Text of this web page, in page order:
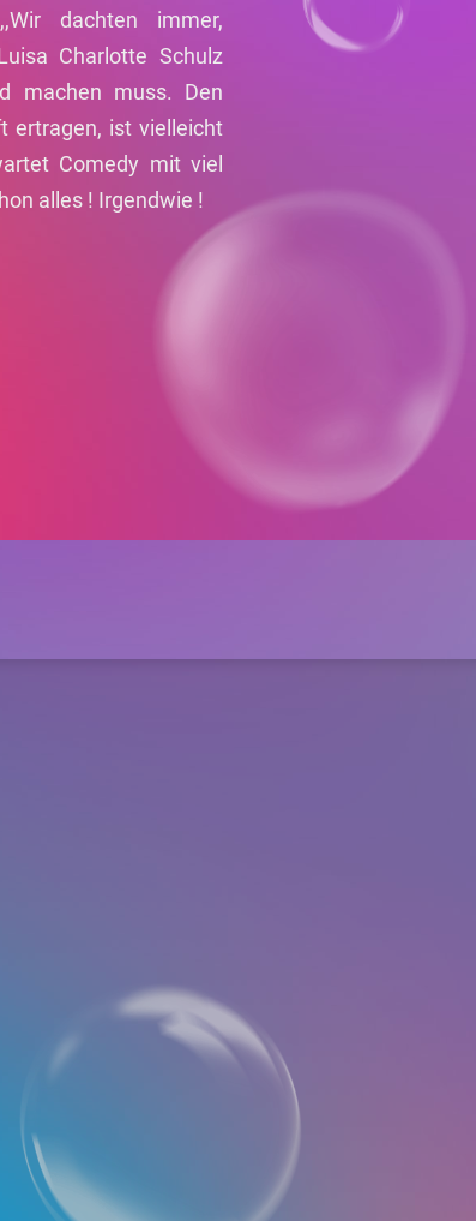
dachten immer,
Charlotte Schulz
machen muss. Den
ertragen, ist vielleicht
Comedy mit viel
alles ! Irgendwie !